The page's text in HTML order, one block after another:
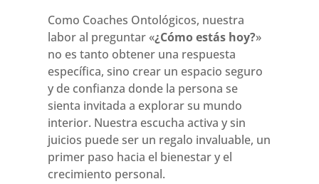
Como Coaches Ontológicos, nuestra
labor al preguntar «¿Cómo estás hoy?»
no es tanto obtener una respuesta
específica, sino crear un espacio seguro
y de confianza donde la persona se
sienta invitada a explorar su mundo
interior. Nuestra escucha activa y sin
juicios puede ser un regalo invaluable, un
primer paso hacia el bienestar y el
crecimiento personal.